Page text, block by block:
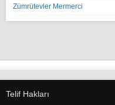
Zümrütevler Mermerci
Telif Hakları